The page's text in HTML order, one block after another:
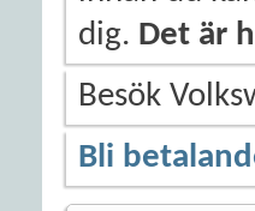
dig. Det är
Besök
Bli